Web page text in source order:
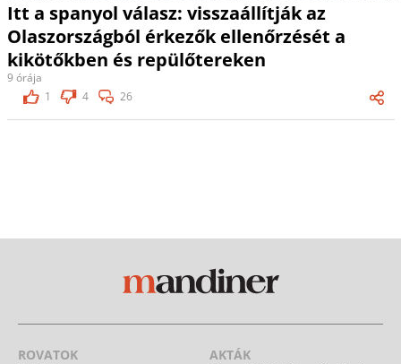
Itt a spanyol válasz: visszaállítják az
Olaszországból érkezők ellenőrzését a
kikötőkben és repülőtereken
9 órája
1
4 26
ROVATOK
AKTÁK